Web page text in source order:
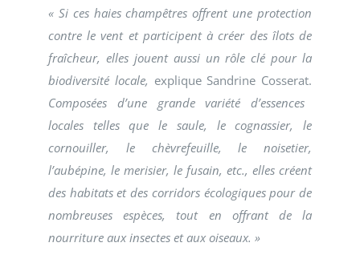
« Si ces haies champêtres offrent une protection
contre le vent et participent à créer des îlots de
fraîcheur, elles jouent aussi un rôle clé pour la
biodiversité locale, explique Sandrine Cosserat.
Composées d’une grande variété d’essences
locales telles que le saule, le cognassier, le
cornouiller, le chèvrefeuille, le noisetier,
l’aubépine, le merisier, le fusain, etc., elles créent
des habitats et des corridors écologiques pour de
nombreuses espèces, tout en offrant de la
nourriture aux insectes et aux oiseaux. »